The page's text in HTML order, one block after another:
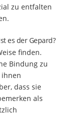
zu entfalten
es der Gepard?
finden.
Bindung zu
dass sie
als